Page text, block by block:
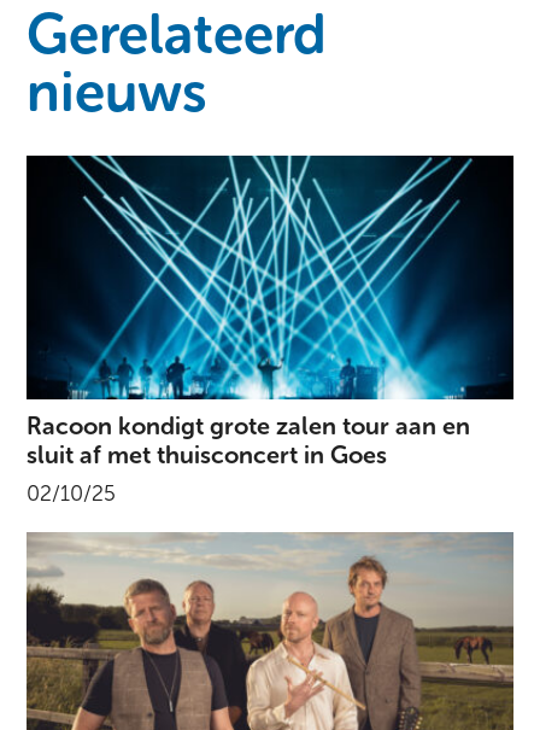
Gerelateerd
nieuws
Racoon kondigt grote zalen tour aan en
sluit af met thuisconcert in Goes
02/10/25